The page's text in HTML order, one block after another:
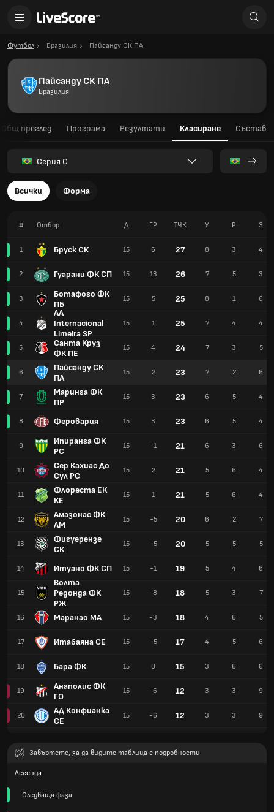
Футбол Бразилия Пайсанду СК ПА
Пайсанду СК ПА
Бразилия
Общ преглед Програма Резултати Класиране Състав
Серия C
Всички Форма
# Отбор
1 Бруск СК
2 Гуарани ФК СП
3
Ботафого ФК
ПБ
4
AA
Internacional
Limeira SP
5
Санта Круз
ФК ПЕ
6
Пайсанду СК
ПА
7
Маринга ФК
ПР
8 Феровария
9
Ипиранга ФК
РС
10
Сер Кахиас До
Сул РС
11
Флореста ЕК
КЕ
12
Амазонас ФК
АМ
13
Фигуерензе
СК
14 Итуано ФК СП
15
Волта
Редонда ФК
РЖ
16 Маранао МА
17 Итабаяна СЕ
18 Бара ФК
19
Анаполис ФК
ГО
20
АД Конфианка
СЕ
Д ГР TЧК У Р З
15 6 27 8 3 4
15 13 26 7 5 3
15 5 25 8 1 6
15 1 25 7 4 4
15 4 24 7 3 5
15 2 23 7 2 6
15 3 23 6 5 4
15 3 23 6 5 4
15 -1 21 6 3 6
15 2 21 5 6 4
15 1 21 5 6 4
15 -5 20 6 2 7
15 -5 20 5 5 5
15 -1 19 5 4 6
15 -8 18 5 3 7
15 -3 18 4 6 5
15 -5 17 4 5 6
15 0 15 3 6 6
15 -6 12 3 3 9
15 -6 12 3 3 9
Завъртете, за да видите таблица с подробности
Легенда
Следваща фаза